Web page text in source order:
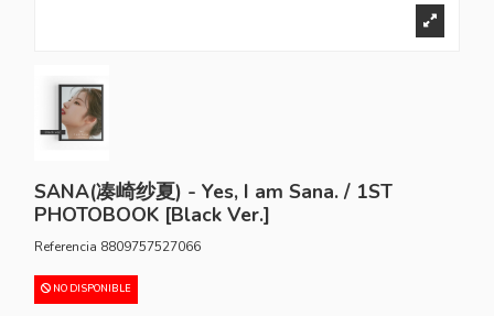
SANA(凑崎纱夏) - Yes, I am Sana. / 1ST
PHOTOBOOK [Black Ver.]
Referencia 8809757527066
NO DISPONIBLE